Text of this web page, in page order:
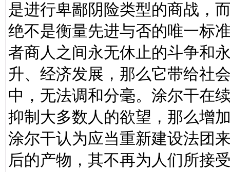
是进行卑鄙阴险类型的商战，
绝不是衡量先进与否的唯一标
者商人之间永无休止的斗争和
升、经济发展，那么它带给社
中，无法调和分毫。涂尔干在
抑制大多数人的欲望，那么增
涂尔干认为应当重新建设法团
后的产物，其不再为人们所接